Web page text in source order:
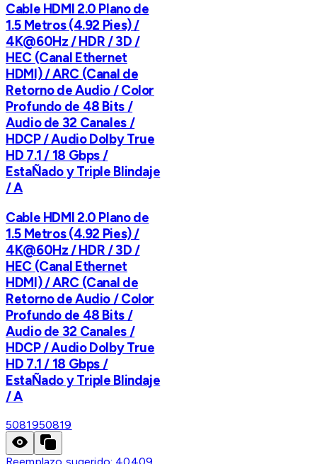
Cable HDMI 2.0 Plano de
1.5 Metros (4.92 Pies) /
4K@60Hz / HDR / 3D /
HEC (Canal Ethernet
HDMI) / ARC (Canal de
Retorno de Audio / Color
Profundo de 48 Bits /
Audio de 32 Canales /
HDCP / Audio Dolby True
HD 7.1 / 18 Gbps /
EstaÑado y Triple Blindaje
/ A
Cable HDMI 2.0 Plano de
1.5 Metros (4.92 Pies) /
4K@60Hz / HDR / 3D /
HEC (Canal Ethernet
HDMI) / ARC (Canal de
Retorno de Audio / Color
Profundo de 48 Bits /
Audio de 32 Canales /
HDCP / Audio Dolby True
HD 7.1 / 18 Gbps /
EstaÑado y Triple Blindaje
/ A
5081950819